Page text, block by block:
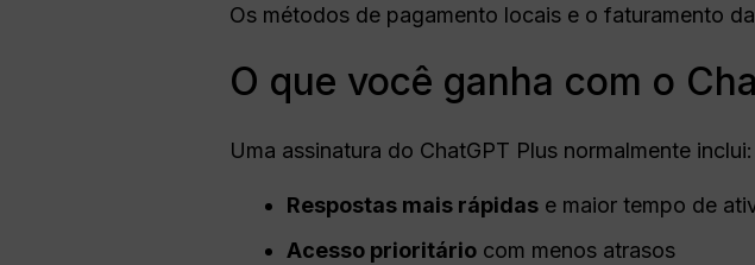
Os métodos de pagamento locais e o faturamento
O que você ganha com o
Uma assinatura do ChatGPT Plus normalmente inclui:
Respostas mais rápidas e maior tempo de
Acesso prioritário com menos atrasos